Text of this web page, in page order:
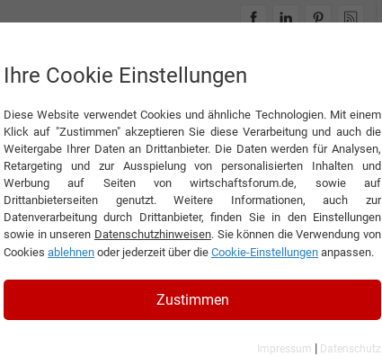
INTERVIEWS
Ihre Cookie Einstellungen
Diese Website verwendet Cookies und ähnliche Technologien. Mit einem
Klick auf "Zustimmen" akzeptieren Sie diese Verarbeitung und auch die
Weitergabe Ihrer Daten an Drittanbieter. Die Daten werden für Analysen,
Retargeting und zur Ausspielung von personalisierten Inhalten und
Werbung auf Seiten von wirtschaftsforum.de, sowie auf
Drittanbieterseiten genutzt. Weitere Informationen, auch zur
Datenverarbeitung durch Drittanbieter, finden Sie in den Einstellungen
sowie in unseren Datenschutzhinweisen. Sie können die Verwendung von
Cookies ablehnen oder jederzeit über die Cookie-Einstellungen anpassen.
Zustimmen
Impressum | Datenschutz